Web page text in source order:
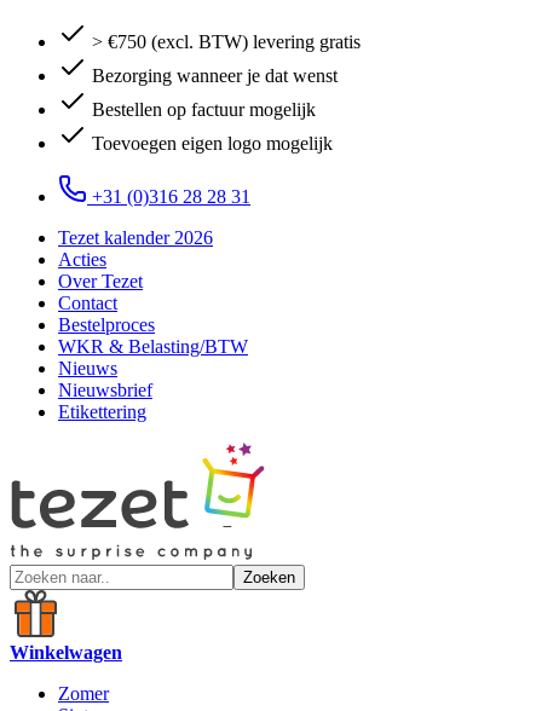
> €750 (excl. BTW) levering gratis
Bezorging wanneer je dat wenst
Bestellen op factuur mogelijk
Toevoegen eigen logo mogelijk
+31 (0)316 28 28 31
Tezet kalender 2026
Acties
Over Tezet
Contact
Bestelproces
WKR & Belasting/BTW
Nieuws
Nieuwsbrief
Etikettering
Zoeken
Winkelwagen
Zomer